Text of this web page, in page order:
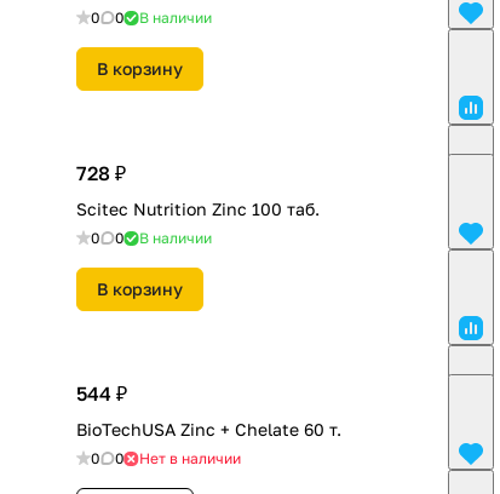
0 0 В наличии
В корзину
728 ₽
Scitec Nutrition Zinс 100 таб.
0 0 В наличии
В корзину
544 ₽
BioTechUSA Zinc + Chelate 60 т.
0 0 Нет в наличии